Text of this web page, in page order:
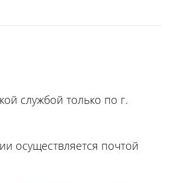
службой только по г.
осуществляется почтой